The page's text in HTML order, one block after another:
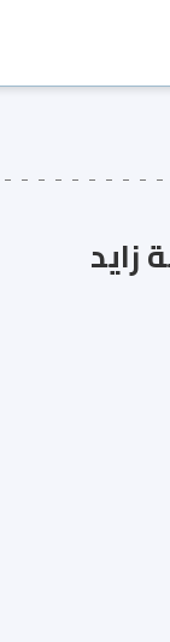
زايد